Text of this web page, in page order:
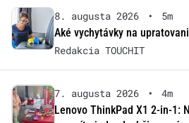
8. augusta 2026 •
5m
Aké vychytávky na
Redakcia TOUCHIT
7. augusta 2026 •
4m
Lenovo ThinkPad X1 2-in-1: